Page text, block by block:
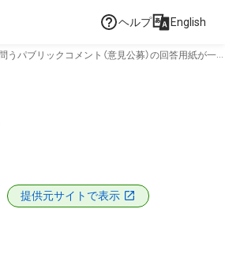
ヘルプ English
パブリックコメント（意見公募）の回答用紙が一
提供元サイトで表示